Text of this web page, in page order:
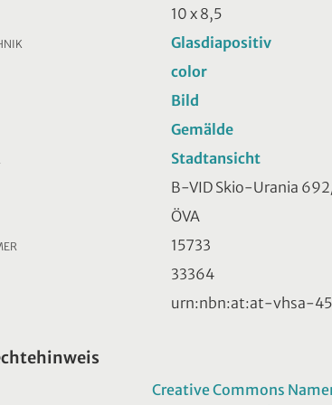
10 x 8,5
Glasdiapositiv
color
Bild
Gemälde
Stadtansicht
B-VID Skio-Urania
ÖVA
15733
33364
urn:nbn:at:at-vhsa-
Creative Commons